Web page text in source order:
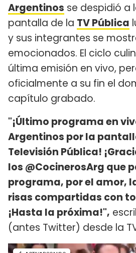
Argentinos se despidió a
pantalla de la TV Pública
y sus integrantes se
emocionados. El ciclo
última emisión en vivo,
oficialmente a su fin el
capítulo grabado.
"¡Último programa en
Argentinos por la
Televisión Pública!
los @CocinerosArg que
programa, por el amor,
risas compartidas con
¡Hasta la próxima!",
(antes Twitter) desde la